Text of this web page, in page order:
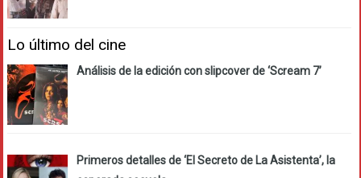
Lo último del cine
Análisis de la edición con slipcover de ‘Scream 7’
Primeros detalles de ‘El Secreto de La Asistenta’, la